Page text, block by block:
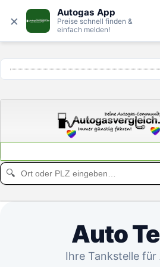
× Autogas App
Preise schnell finden &
einfach melden!
🔍
Auto
Ihre Tankstelle für